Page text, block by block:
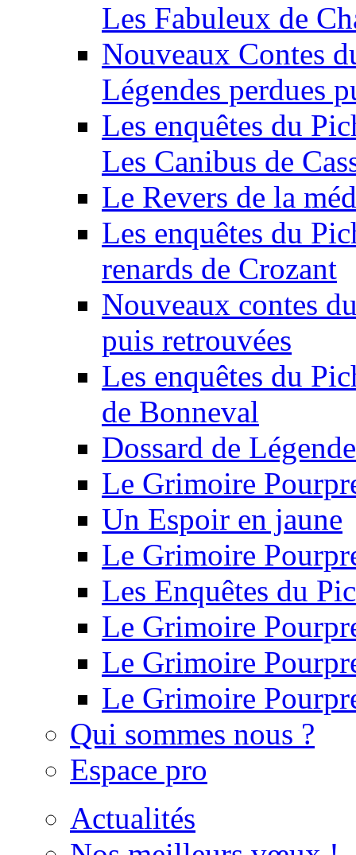
Les Fabuleux de
Nouveaux Contes
Légendes perdues
Les enquêtes du
Les Canibus de
Le Revers de la
Les enquêtes du
renards de Crozant
Nouveaux contes
puis retrouvées
Les enquêtes du
de Bonneval
Dossard de
Le Grimoire
Un Espoir en jaune
Le Grimoire
Les Enquêtes du
Le Grimoire
Le Grimoire
Le Grimoire
Qui sommes nous ?
Espace pro
Actualités